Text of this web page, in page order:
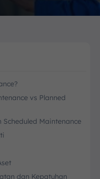
vs Planned
Maintenance
dan Kepatuhan